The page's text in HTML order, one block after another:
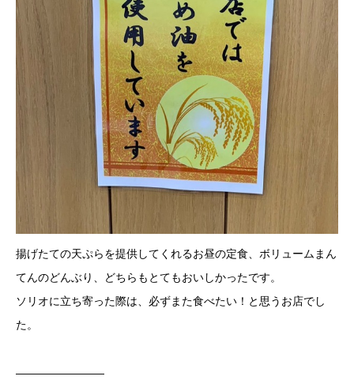
揚げたての天ぷらを提供してくれるお昼の定食、ボリュームまん
てんのどんぶり、どちらもとてもおいしかったです。
ソリオに立ち寄った際は、必ずまた食べたい！と思うお店でし
た。
————————